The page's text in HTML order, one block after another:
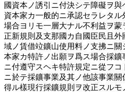
國資本ノ誘引ニ付決シテ障礙ヲ
資本家カ一般的ニ承認󠄁セラレタ
場合ヨリモ一層大ナル不利益ヲ
正新規則及支那國カ自國臣民且
域ノ賃借竝鑛山使用料ノ支拂ニ
本家カ特許ノ出願ヲ爲ス場合採󠄁
ニ付遵󠄁守スヘキ特許規定ニ從フ
ニ於テ採󠄁鑛事業及其ノ他該事業
得ル樣現行採󠄁鑛規則ヲ改正スル